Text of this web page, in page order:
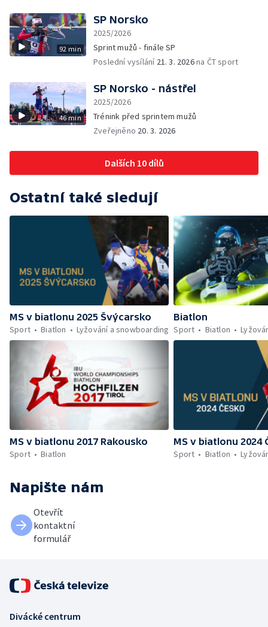
92 min
SP Norsko
2025/2026
Sprint mužů - finále SP
Poslední vysílání 21. 3. 2026na ČT sport
46 min
SP Norsko - nástřel
2025/2026
Trénink před sprintem mužů
Zveřejněno 20. 3. 2026
Dalších 10 dílů
Ostatní také sledují
MS v biatlonu 2025 Švýcarsko
Sport
Biatlon Lyžování a snowboarding
Biatlon
Sport
Biatlon
MS v biatlonu 2017 Rakousko
Sport
Biatlon
MS v biatlonu 2024
Sport
Biatlon
Napište nám
Otevřít
kontaktní
formulář
Divácké centrum